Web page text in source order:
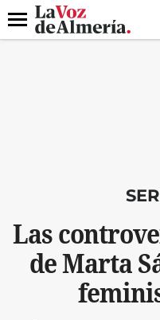
DESTACADO
Menú
Las
de Marta